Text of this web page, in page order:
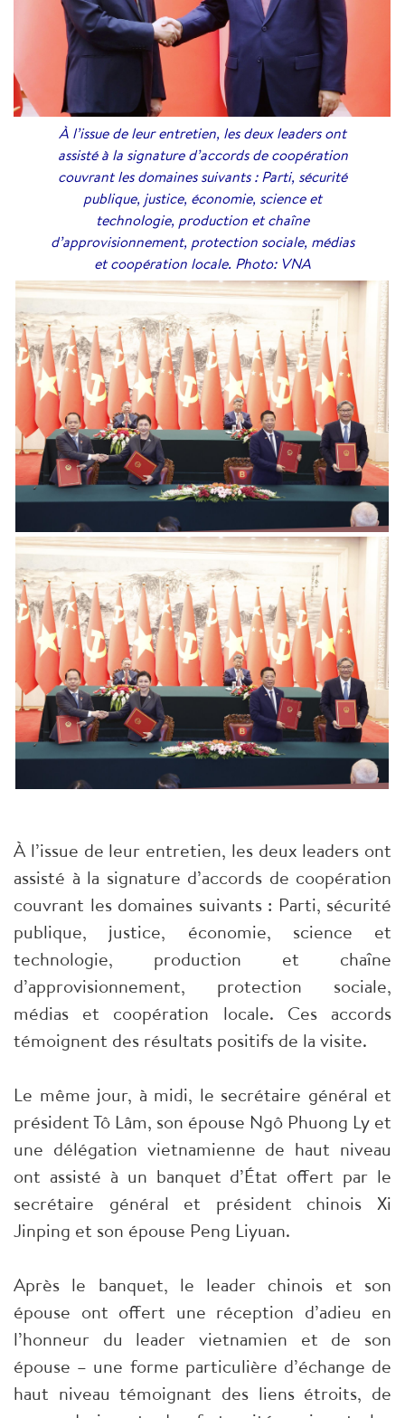
À l’issue de leur entretien, les deux leaders ont
assisté à la signature d’accords de coopération
couvrant les domaines suivants : Parti, sécurité
publique, justice, économie, science et
technologie, production et chaîne
d’approvisionnement, protection sociale, médias
et coopération locale. Photo: VNA
À l’issue de leur entretien, les deux leaders ont
assisté à la signature d’accords de coopération
couvrant les domaines suivants : Parti, sécurité
publique, justice, économie, science et
technologie, production et chaîne
d’approvisionnement, protection sociale,
médias et coopération locale. Ces accords
témoignent des résultats positifs de la visite.
Le même jour, à midi, le secrétaire général et
président Tô Lâm, son épouse Ngô Phuong Ly et
une délégation vietnamienne de haut niveau
ont assisté à un banquet d’État offert par le
secrétaire général et président chinois Xi
Jinping et son épouse Peng Liyuan.
Après le banquet, le leader chinois et son
épouse ont offert une réception d’adieu en
l’honneur du leader vietnamien et de son
épouse – une forme particulière d’échange de
haut niveau témoignant des liens étroits, de